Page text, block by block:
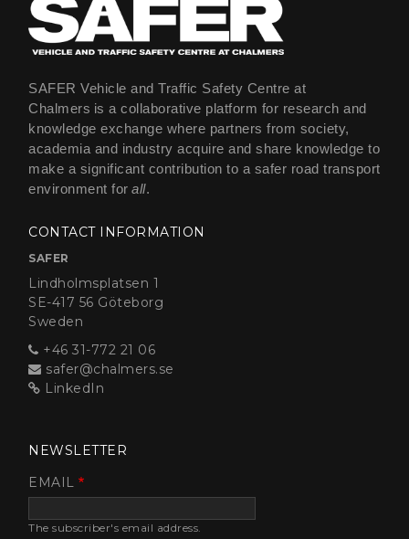
SAFER Vehicle and Traffic Safety Centre at
Chalmers is a collaborative platform for research and
knowledge exchange where partners from society,
academia and industry acquire and share knowledge to
make a significant contribution to a safer road transport
environment for all.
CONTACT INFORMATION
SAFER
Lindholmsplatsen 1
SE-417 56 Göteborg
Sweden
+46 31-772 21 06
safer@chalmers.se
LinkedIn
NEWSLETTER
EMAIL
The subscriber's email address.